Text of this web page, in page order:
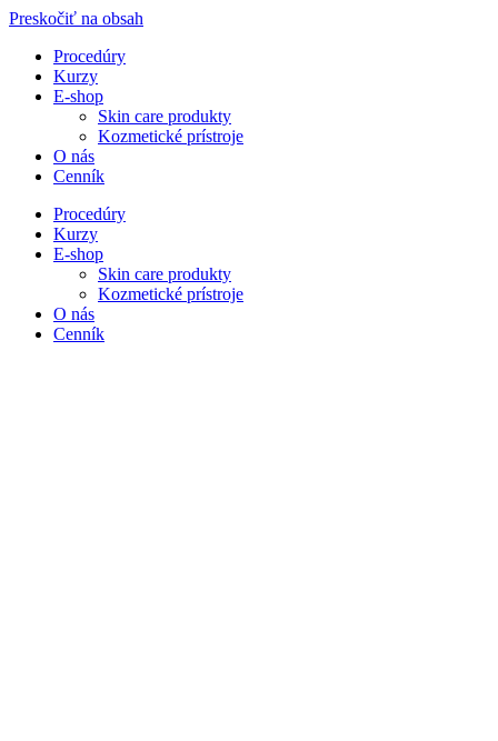
Preskočiť na obsah
Procedúry
Kurzy
E-shop
Skin care produkty
Kozmetické prístroje
O nás
Cenník
Procedúry
Kurzy
E-shop
Skin care produkty
Kozmetické prístroje
O nás
Cenník